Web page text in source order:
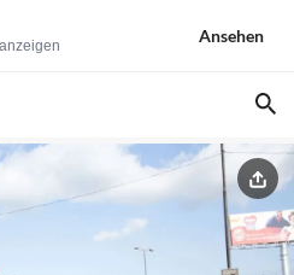
Ansehen